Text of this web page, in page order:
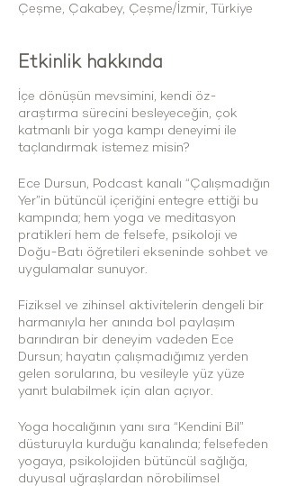
Çeşme, Çakabey, Çeşme/İzmir, Türkiye
Etkinlik hakkında
İçe dönüşün mevsimini, kendi öz-
araştırma sürecini besleyeceğin, çok
katmanlı bir yoga kampı deneyimi ile
taçlandırmak istemez misin?
Ece Dursun, Podcast kanalı “Çalışmadığın
Yer”in bütüncül içeriğini entegre ettiği bu
kampında; hem yoga ve meditasyon
pratikleri hem de felsefe, psikoloji ve
Doğu-Batı öğretileri ekseninde sohbet ve
uygulamalar sunuyor.
Fiziksel ve zihinsel aktivitelerin dengeli bir
harmanıyla her anında bol paylaşım
barındıran bir deneyim vadeden Ece
Dursun; hayatın çalışmadığımız yerden
gelen sorularına, bu vesileyle yüz yüze
yanıt bulabilmek için alan açıyor.
Yoga hocalığının yanı sıra “Kendini Bil”
düsturuyla kurduğu kanalında; felsefeden
yogaya, psikolojiden bütüncül sağlığa,
duyusal uğraşlardan nörobilimsel